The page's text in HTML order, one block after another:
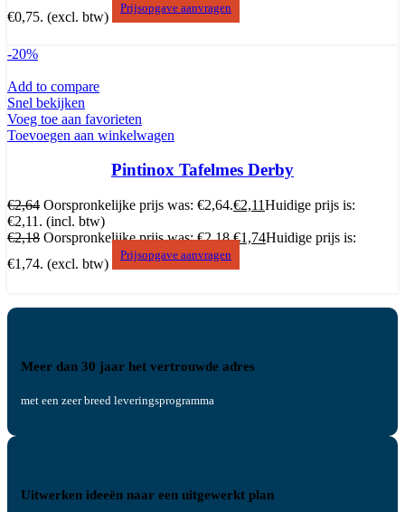
€0,75. (excl. btw)
Prijsopgave aanvragen
-20%
Add to compare
Snel bekijken
Voeg toe aan favorieten
Toevoegen aan winkelwagen
Pintinox Tafelmes Derby
€2,64 Oorspronkelijke prijs was: €2,64.€2,11Huidige prijs is:
€2,11. (incl. btw)
€2,18 Oorspronkelijke prijs was: €2,18.€1,74Huidige prijs is:
€1,74. (excl. btw)
Prijsopgave aanvragen
Meer dan 30 jaar het vertrouwde adres
met een zeer breed leveringsprogramma
Uitwerken ideeën naar een uitgewerkt plan